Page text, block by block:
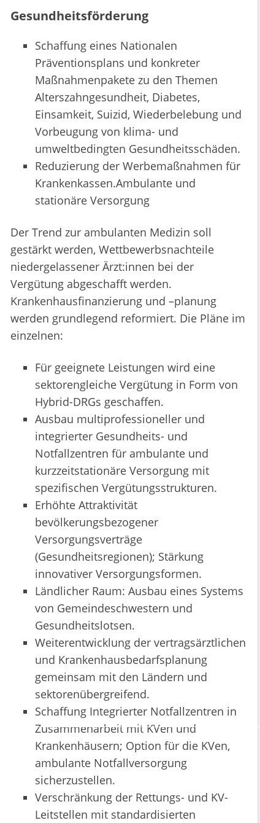
Gesundheitsförderung
Schaffung eines Nationalen
Präventionsplans und konkreter
Maßnahmenpakete zu den Themen
Alterszahngesundheit, Diabetes,
Einsamkeit, Suizid, Wiederbelebung und
Vorbeugung von klima- und
umweltbedingten Gesundheitsschäden.
Reduzierung der Werbemaßnahmen für
Krankenkassen.Ambulante und
stationäre Versorgung
Der Trend zur ambulanten Medizin soll
gestärkt werden, Wettbewerbsnachteile
niedergelassener Ärzt:innen bei der
Vergütung abgeschafft werden.
Krankenhausfinanzierung und –planung
werden grundlegend reformiert. Die Pläne im
einzelnen:
Für geeignete Leistungen wird eine
sektorengleiche Vergütung in Form von
Hybrid-DRGs geschaffen.
Ausbau multiprofessioneller und
integrierter Gesundheits- und
Notfallzentren für ambulante und
kurzzeitstationäre Versorgung mit
spezifischen Vergütungsstrukturen.
Erhöhte Attraktivität
bevölkerungsbezogener
Versorgungsverträge
(Gesundheitsregionen); Stärkung
innovativer Versorgungsformen.
Ländlicher Raum: Ausbau eines Systems
von Gemeindeschwestern und
Gesundheitslotsen.
Weiterentwicklung der vertragsärztlichen
und Krankenhausbedarfsplanung
gemeinsam mit den Ländern und
sektorenübergreifend.
Schaffung Integrierter Notfallzentren in
Zusammenarbeit mit KVen und
Krankenhäusern; Option für die KVen,
ambulante Notfallversorgung
sicherzustellen.
Verschränkung der Rettungs- und KV-
Leitstellen mit standardisierten